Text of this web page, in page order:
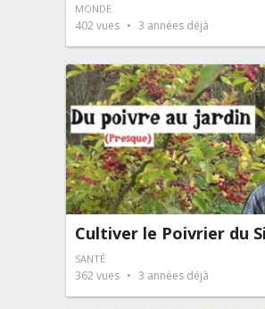
MONDE
402vues 3 années déjà
Cultiver le Poivrier du
SANTÉ
362vues 3 années déjà